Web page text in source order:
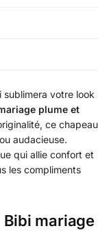
sublimera votre look
plume et
ce chapeau
audacieuse.
qui allie confort et
les compliments
mariage